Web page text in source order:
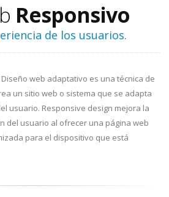
Responsivo
de los usuarios.
web adaptativo es una técnica de
un sitio web o sistema que se adapta
usuario. Responsive design mejora la
del usuario al ofrecer una página web
para el dispositivo que está